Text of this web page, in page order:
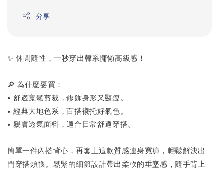
分享
✨ 休閒隨性，一秒穿出韓系慵懶高級感！
🔎 為什麼要買：
• 舒適寬鬆剪裁，修飾身形又顯瘦。
• 經典大地色系，百搭襯托好氣色。
• 親膚透氣面料，適合日常舒適穿搭。
簡單一件內搭背心，再套上這款質感連身寬褲，輕鬆解決出
門穿搭煩惱。鬆緊的細節設計帶出柔軟的垂墜感，隨手背上